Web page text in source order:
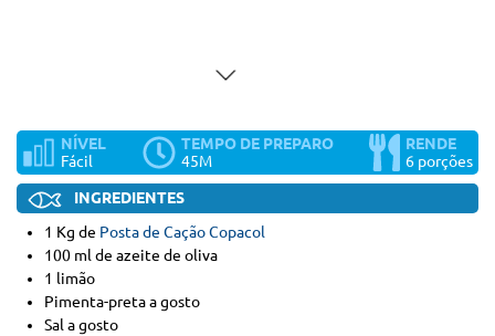
NÍVEL
Fácil
TEMPO DE PREPARO
45M
RENDE
6 porções
INGREDIENTES
1 Kg de Posta de Cação Copacol
100 ml de azeite de oliva
1 limão
Pimenta-preta a gosto
Sal a gosto